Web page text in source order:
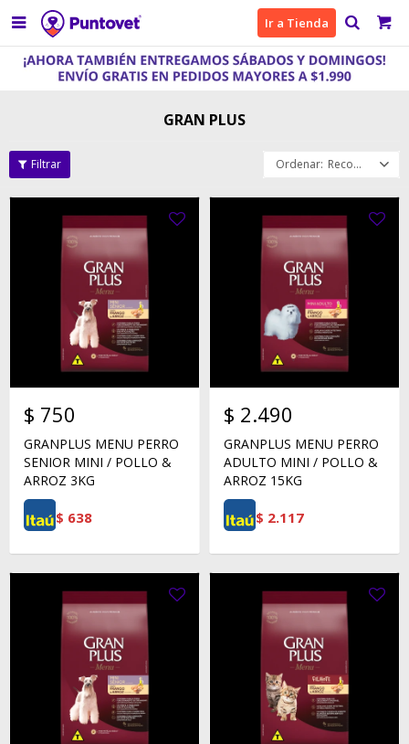
 Ir a Tienda
GRAN PLUS
Recomendados
$ 750
GRANPLUS MENU PERRO
SENIOR MINI / POLLO &
ARROZ 3KG
$ 638
$ 2.490
GRANPLUS MENU PERRO
ADULTO MINI / POLLO &
ARROZ 15KG
$ 2.117